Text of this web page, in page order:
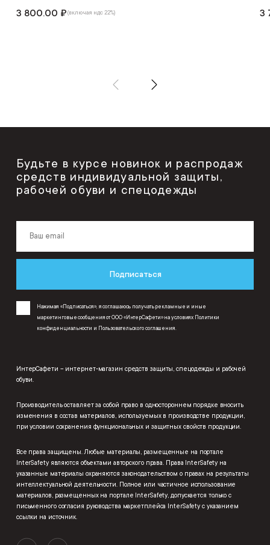
3 800.00 ₽(включая ндс 22%) 3
Будьте в курсе новинок и распродаж
средств индивидуальной защиты,
рабочей обуви и спецодежды
Подписаться
Нажимая «Подписаться», я соглашаюсь получать рекламные и иные
маркетинговые сообщения от ООО «ИнтерСафети» на условиях Политики
конфиденциальности и Пользовательского соглашения.
ИнтерСафети – интернет-магазин средств защиты, спецодежды и рабочей
обуви.
Производитель оставляет за собой право в одностороннем порядке вносить
изменения в состав материалов, используемых в производстве продукции,
при условии сохранения функциональных и защитных свойств продукции.
Все права защищены. Любые материалы, размещенные на портале
InterSafety являются объектами авторского права. Права InterSafety на
указанные материалы охраняются законодательством о правах на результаты
интеллектуальной деятельности. Полное или частичное использование
материалов, размещенных на портале InterSafety, допускается только с
письменного согласия руководства маркетплейса InterSafety с указанием
ссылки на источник.